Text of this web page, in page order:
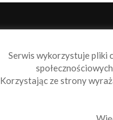
Serwis wykorzystuje pliki
Korzystając ze strony